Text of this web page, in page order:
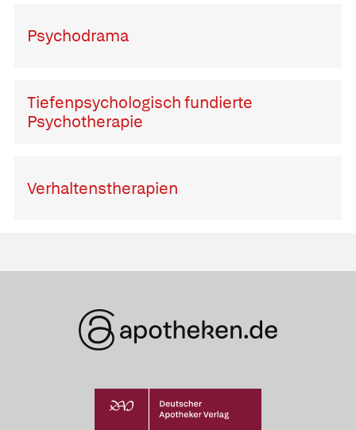
Psychodrama
Tiefenpsychologisch fundierte
Psychotherapie
Verhaltenstherapien